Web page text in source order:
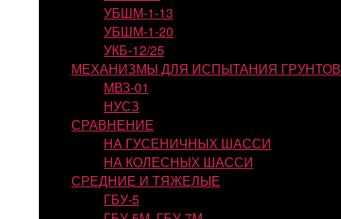
УБШМ-1-13
УБШМ-1-20
УКБ-12/25
МЕХАНИЗМЫ ДЛЯ ИСПЫТАНИЯ ГРУНТОВ
МВЗ-01
НУСЗ
СРАВНЕНИЕ
НА ГУСЕНИЧНЫХ ШАССИ
НА КОЛЕСНЫХ ШАССИ
СРЕДНИЕ И ТЯЖЕЛЫЕ
ГБУ-5